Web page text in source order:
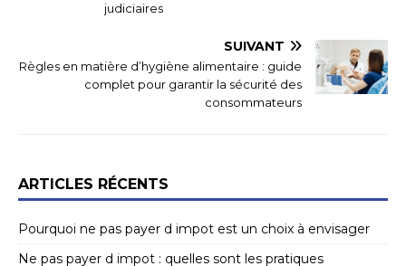
judiciaires
SUIVANT
Règles en matière d’hygiène alimentaire : guide
complet pour garantir la sécurité des
consommateurs
ARTICLES RÉCENTS
Pourquoi ne pas payer d impot est un choix à envisager
Ne pas payer d impot : quelles sont les pratiques